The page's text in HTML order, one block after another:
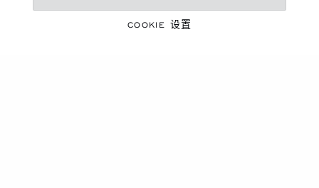
因为大自然是我们的灵感之源，所以我们会尽一切可能保
COOKIE 设置